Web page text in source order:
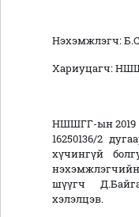
Нэхэмжлэгч:
Хариуцагч:
НШШГГ-ын 2019
16250136/2
хүчингүй
шүүгч
хэлэлцэв.